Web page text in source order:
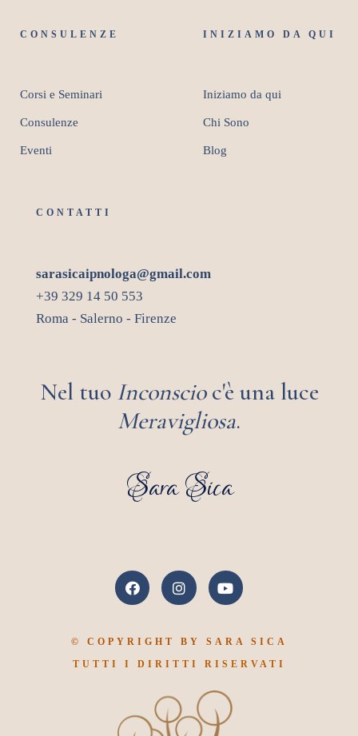
CONSULENZE
Corsi e Seminari
Consulenze
Eventi
INIZIAMO DA QUI
Iniziamo da qui
Chi Sono
Blog
CONTATTI
sarasicaipnologa@gmail.com
+39 329 14 50 553
Roma - Salerno - Firenze
Nel tuo Inconscioc'è una luce
Meravigliosa.
Sara Sica
© COPYRIGHT BY SARA SICA
TUTTI I DIRITTI RISERVATI